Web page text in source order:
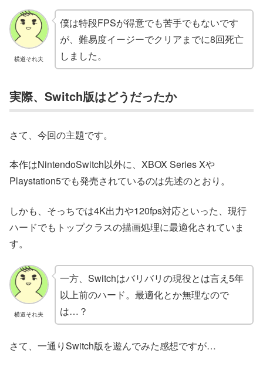
横道それ夫
僕は特段FPSが得意でも苦手でもないです
が、難易度イージーでクリアまでに8回死亡
しました。
実際、Switch版はどうだったか
さて、今回の主題です。
本作はNintendoSwitch以外に、XBOX Series Xや
Playstation5でも発売されているのは先述のとおり。
しかも、そっちでは4K出力や120fps対応といった、現行
ハードでもトップクラスの描画処理に最適化されていま
す。
横道それ夫
一方、Switchはバリバリの現役とは言え5年
以上前のハード。最適化とか無理なので
は…？
さて、一通りSwitch版を遊んでみた感想ですが…